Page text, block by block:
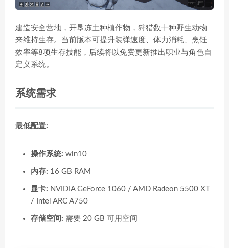
建造安全营地，开垦冻土种植作物，狩猎数十种野生动物
来维持生存。当前版本可提升装弹速度、体力消耗、烹饪
效率等8项生存技能，后续将以免费更新推出职业与角色自
定义系统。
系统需求
最低配置:
操作系统: win10
内存: 16 GB RAM
显卡: NVIDIA GeForce 1060 / AMD Radeon 5500 XT
/ Intel ARC A750
存储空间: 需要 20 GB 可用空间